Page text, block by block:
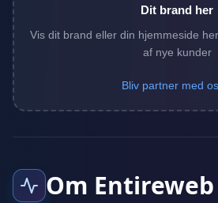
Dit brand her
Vis dit brand eller din hjemmeside
af nye kunder
Bliv partner med
Om